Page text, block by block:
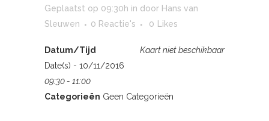
Geplaatst op 09:30h in door Hans van
Sleuwen
0 Reactie's 0 Likes
Kaart niet beschikbaar
Datum/Tijd
Date(s) - 10/11/2016
09:30 - 11:00
Categorieën Geen Categorieën